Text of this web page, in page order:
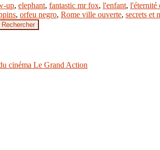
up, elephant, fantastic mr fox, l'enfant, l'éternité
, orfeu negro, Rome ville ouverte, secrets et
cinéma Le Grand Action